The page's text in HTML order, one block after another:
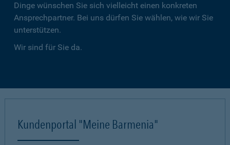
Dinge wünschen Sie sich vielleicht einen konkreten
Ansprechpartner. Bei uns dürfen Sie wählen, wie wir Sie
unterstützen.
Wir sind für Sie da.
Kundenportal "Meine Barmenia"